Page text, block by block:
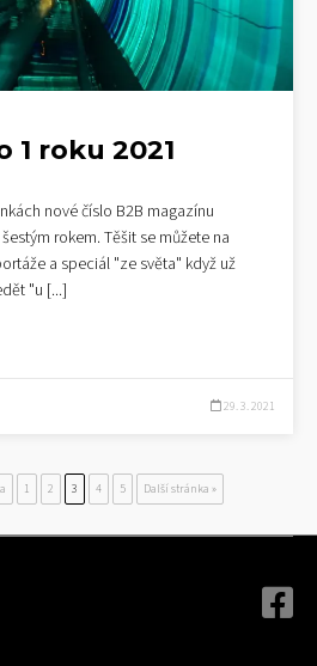
1 roku 2021
nové číslo B2B magazínu
rokem. Těšit se můžete na
a speciál "ze světa" když už
"u [...]
29. 3. 2021
1 2 3 4 5 Další stránka »